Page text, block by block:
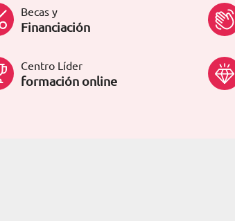
Becas y
Financiación
Centro Líder
formación online